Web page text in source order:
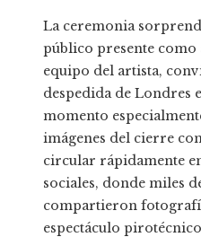
La ceremonia
público presente
equipo del artista,
despedida de Londres
momento
imágenes del cierre
circular rápidamente
sociales, donde miles
compartieron
espectáculo